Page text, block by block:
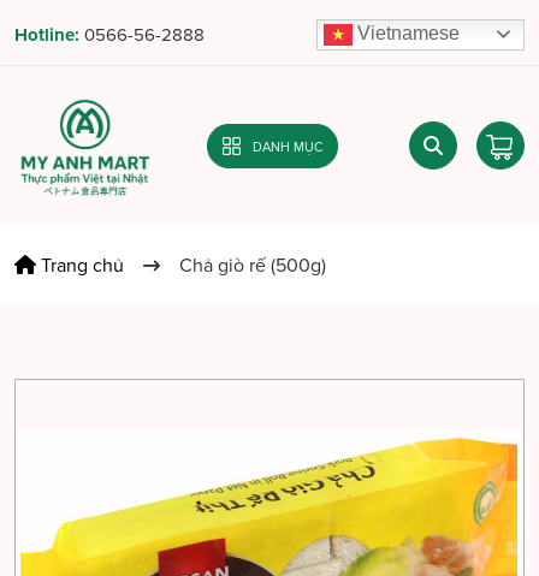
Hotline: 0566-56-2888 Vietnamese
DANH MỤC
Trang chủ Chả giò rế (500g)